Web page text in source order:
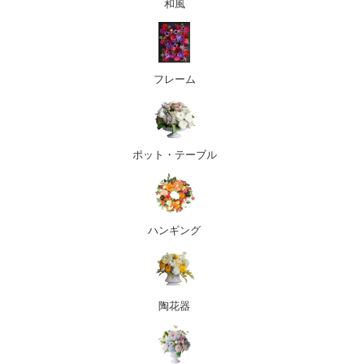
和風
フレーム
ポット・テーブル
ハンギング
陶花器